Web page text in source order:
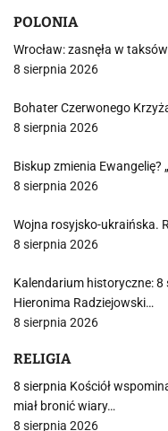
POLONIA
Wrocław: zasnęła w
8 sierpnia 2026
Bohater Czerwonego
8 sierpnia 2026
Biskup zmienia Ewangelię?
8 sierpnia 2026
Wojna rosyjsko-ukraińska.
8 sierpnia 2026
Kalendarium historyczne:
Hieronima Radziejowski…
8 sierpnia 2026
RELIGIA
8 sierpnia Kościół
miał bronić wiary…
8 sierpnia 2026